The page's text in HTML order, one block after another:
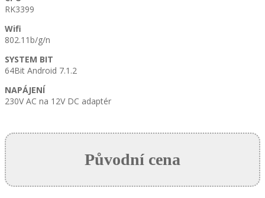
RK3399
Wifi
802.11b/g/n
SYSTEM BIT
64Bit Android 7.1.2
NAPÁJENÍ
230V AC na 12V DC adaptér
Původní cena